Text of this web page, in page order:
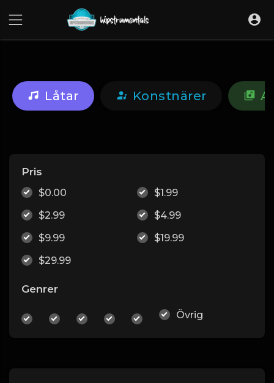
Låtar Konstnärer
Pris
$0.00
$1.99
$2.99
$4.99
$9.99
$19.99
$29.99
Genrer
Övrig